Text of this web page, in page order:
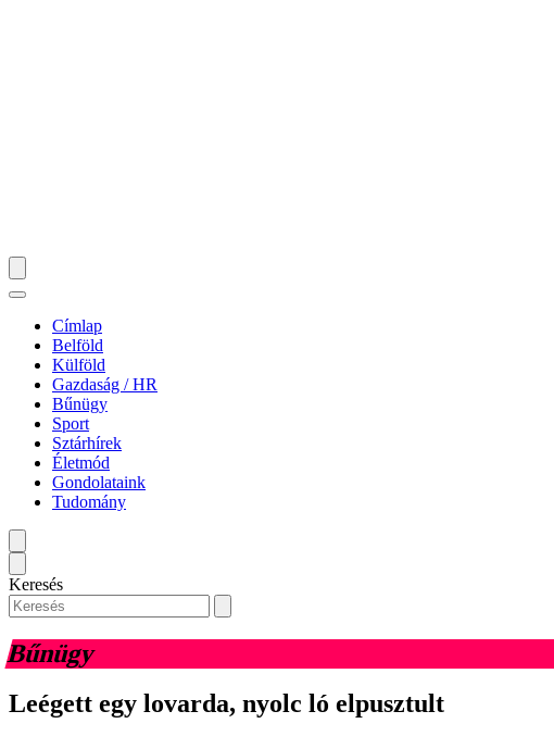
Címlap
Belföld
Külföld
Gazdaság / HR
Bűnügy
Sport
Sztárhírek
Életmód
Gondolataink
Tudomány
Keresés
Bűnügy
Leégett egy lovarda, nyolc ló elpusztult